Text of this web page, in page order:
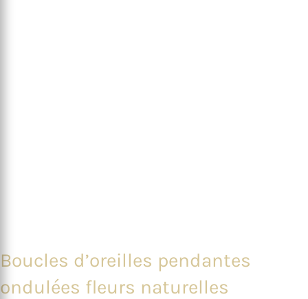
Boucles d’oreilles pendantes
ondulées fleurs naturelles